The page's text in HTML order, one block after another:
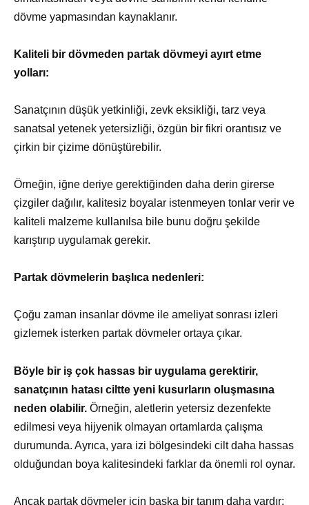
dövme yapmasından kaynaklanır.
Kaliteli bir dövmeden partak dövmeyi ayırt etme
yolları:
Sanatçının düşük yetkinliği, zevk eksikliği, tarz veya
sanatsal yetenek yetersizliği, özgün bir fikri orantısız ve
çirkin bir çizime dönüştürebilir.
Örneğin, iğne deriye gerektiğinden daha derin girerse
çizgiler dağılır, kalitesiz boyalar istenmeyen tonlar verir ve
kaliteli malzeme kullanılsa bile bunu doğru şekilde
karıştırıp uygulamak gerekir.
Partak dövmelerin başlıca nedenleri:
Çoğu zaman insanlar dövme ile ameliyat sonrası izleri
gizlemek isterken partak dövmeler ortaya çıkar.
Böyle bir iş çok hassas bir uygulama gerektirir,
sanatçının hatası ciltte yeni kusurların oluşmasına
neden olabilir. Örneğin, aletlerin yetersiz dezenfekte
edilmesi veya hijyenik olmayan ortamlarda çalışma
durumunda. Ayrıca, yara izi bölgesindeki cilt daha hassas
olduğundan boya kalitesindeki farklar da önemli rol oynar.
Ancak partak dövmeler için başka bir tanım daha vardır: